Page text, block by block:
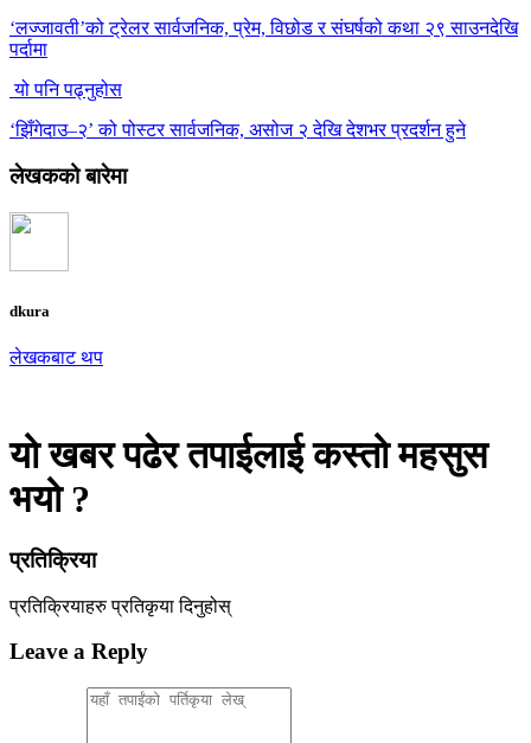
‘लज्जावती’को ट्रेलर सार्वजनिक, प्रेम, विछोड र संघर्षको कथा २९ साउनदेखि
पर्दामा
यो पनि पढ्नुहोस
‘झिँगेदाउ–२’ को पोस्टर सार्वजनिक, असोज २ देखि देशभर प्रदर्शन हुने
लेखकको बारेमा
dkura
लेखकबाट थप
यो खबर पढेर तपाईलाई कस्तो महसुस
भयो ?
प्रतिक्रिया
प्रतिक्रियाहरुप्रतिकृया दिनुहोस्
Leave a Reply